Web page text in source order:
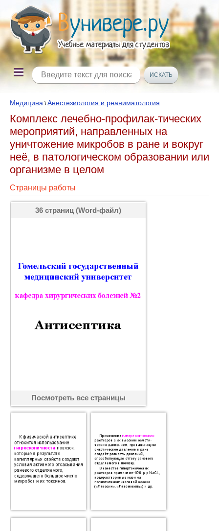
Медицина \Анестезиология и реаниматология
Комплекс лечебно-профилак-тических
мероприятий, направленных на
уничтожение микробов в ране и вокруг
неё, в патологическом образовании или
организме в целом
Страницы работы
36 страниц (Word-файл)
Посмотреть все страницы